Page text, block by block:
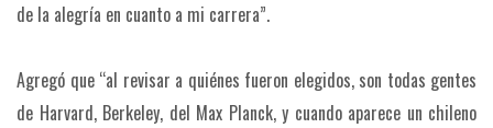
de la alegría en cuanto a mi carrera”.
Agregó que “al revisar a quiénes fueron elegidos, son todas gentes
de Harvard, Berkeley, del Max Planck, y cuando aparece un chileno